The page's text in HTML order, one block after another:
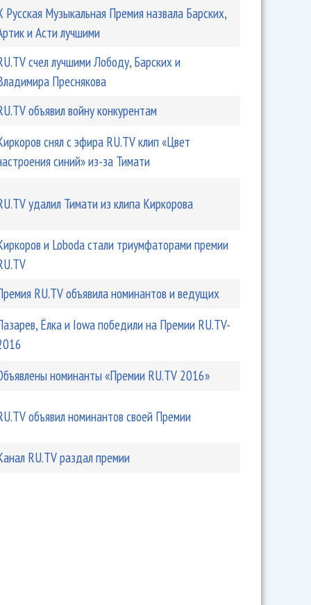
с эфира RU.TV клип «Цвет настроения синий» из-за
Тимати из клипа Киркорова
Русская Музыкальная Премия назвала Барских,
и Асти лучшими
счел лучшими Лободу, Барских и
Преснякова
объявил войну конкурентам
снял с эфира RU.TV клип «Цвет
синий» из-за Тимати
удалил Тимати из клипа Киркорова
и Loboda стали триумфаторами премии
RU.TV объявила номинантов и ведущих
Ёлка и Iowa победили на Премии RU.TV-
номинанты «Премии RU.TV 2016»
объявил номинантов своей Премии
RU.TV раздал премии